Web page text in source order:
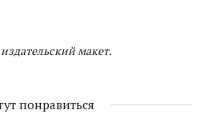
макет.
понравиться